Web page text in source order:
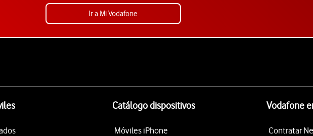
Ir a Mi Vodafone
Catálogo dispositivos
Móviles iPhone
Vodafone
Contratar